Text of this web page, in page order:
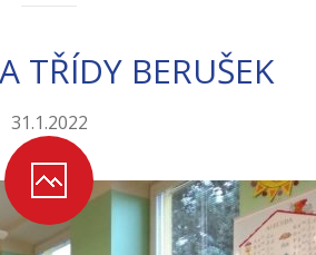
TŘÍDY BERUŠEK
31.1.2022